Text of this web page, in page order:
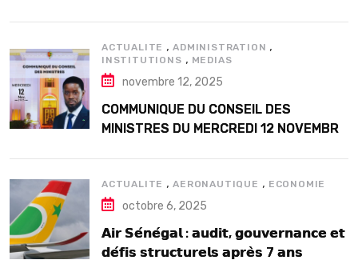
ACTUALITE ,ADMINISTRATION ,
INSTITUTIONS , MEDIAS
novembre 12, 2025
COMMUNIQUE DU CONSEIL DES
MINISTRES DU MERCREDI 12 NOVEMBRE
ACTUALITE ,AERONAUTIQUE , ECONOMIE
octobre 6, 2025
𝗔𝗶𝗿 𝗦𝗲́𝗻𝗲́𝗴𝗮𝗹 : 𝗮𝘂𝗱𝗶𝘁, 𝗴𝗼𝘂𝘃𝗲𝗿𝗻𝗮𝗻𝗰𝗲 𝗲𝘁
𝗱𝗲́𝗳𝗶𝘀 𝘀𝘁𝗿𝘂𝗰𝘁𝘂𝗿𝗲𝗹𝘀 𝗮𝗽𝗿𝗲̀𝘀 7 𝗮𝗻𝘀